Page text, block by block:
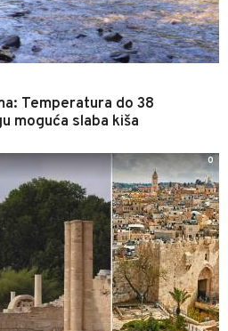
Temperatura do 38
moguća slaba kiša
0